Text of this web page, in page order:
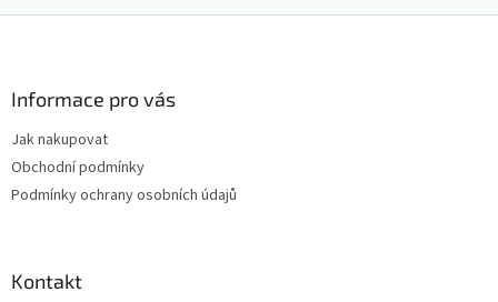
Informace pro vás
Jak nakupovat
Obchodní podmínky
Podmínky ochrany osobních údajů
Kontakt